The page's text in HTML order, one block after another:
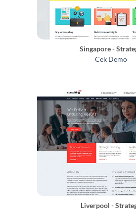
Singapore -
Cek Demo
Liverpool -